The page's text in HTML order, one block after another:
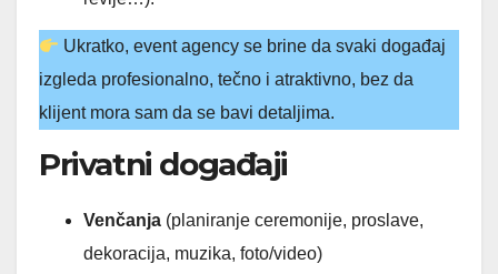
Ukratko, event agency se brine da svaki događaj
izgleda profesionalno, tečno i atraktivno, bez da
klijent mora sam da se bavi detaljima.
Privatni događaji
Venčanja (planiranje ceremonije, proslave,
dekoracija, muzika, foto/video)